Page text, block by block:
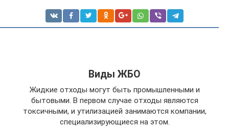
Виды ЖБО
Жидкие отходы могут быть промышленными и
бытовыми. В первом случае отходы являются
токсичными, и утилизацией занимаются компании,
специализирующиеся на этом.